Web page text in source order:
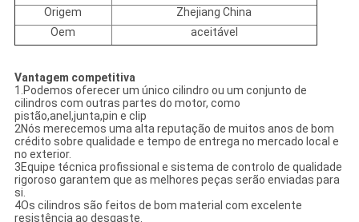
Origem
Zhejiang China
Oem
aceitável
Vantagem competitiva
1.Podemos oferecer um único cilindro ou um conjunto de
cilindros com outras partes do motor, como
pistão,anel,junta,pin e clip
2Nós merecemos uma alta reputação de muitos anos de bom
crédito sobre qualidade e tempo de entrega no mercado local e
no exterior.
3Equipe técnica profissional e sistema de controlo de qualidade
rigoroso garantem que as melhores peças serão enviadas para
si.
4Os cilindros são feitos de bom material com excelente
resistência ao desgaste.